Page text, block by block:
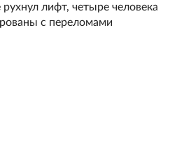
лифт, четыре человека
с переломами